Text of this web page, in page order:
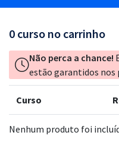
0 curso no carrinho
Não perca a chance!
estão garantidos nos
Curso
Nenhum produto foi